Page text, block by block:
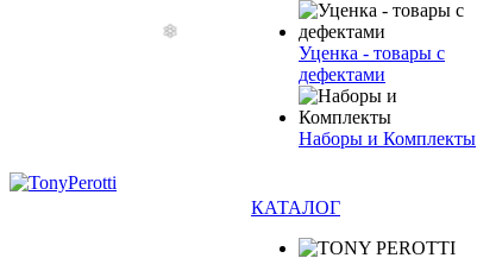
Уценка - товары с
дефектами
Наборы и Комплекты
КАТАЛОГ